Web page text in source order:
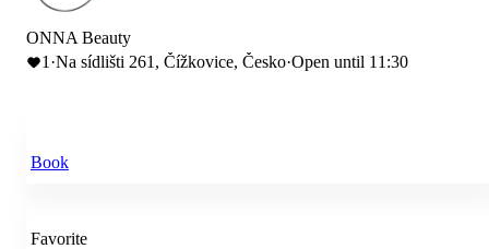
ONNA Beauty
1 ·Na sídlišti 261, Čížkovice, Česko·Open until 11:30
Book
Favorite